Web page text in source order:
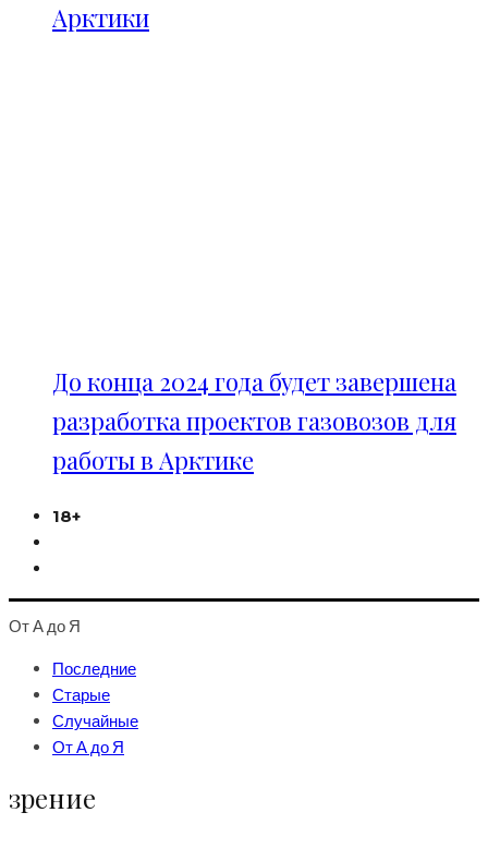
Арктики
До конца 2024 года будет завершена
разработка проектов газовозов для
работы в Арктике
18+
От А до Я
Последние
Старые
Случайные
От А до Я
зрение